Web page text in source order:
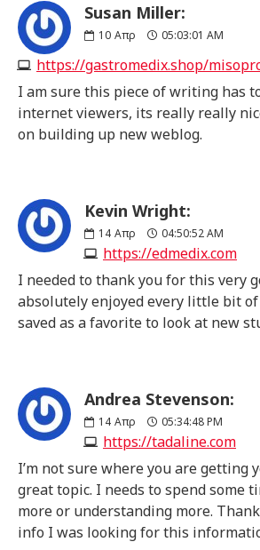
Susan Miller:
10 Απρ 05:03:01 AM
https://gastromedix.shop/
I am sure this piece of writing has
internet viewers, its really really
on building up new weblog.
Kevin Wright:
14 Απρ 04:50:52 AM
https://edmedix.com
I needed to thank you for this very
absolutely enjoyed every little bit
saved as a favorite to look at new
Andrea Stevenson:
14 Απρ 05:34:48 PM
https://tadaline.com
I’m not sure where you are getting
great topic. I needs to spend some
more or understanding more.
info I was looking for this